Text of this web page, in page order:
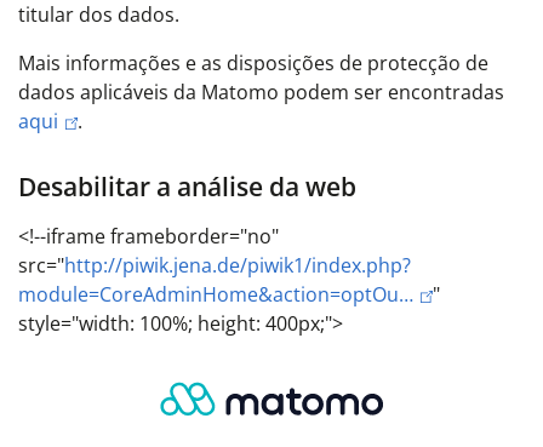
titular dos dados.
Mais informações e as disposições de protecção de
dados aplicáveis da Matomo podem ser encontradas
aqui
.
Desabilitar a análise da web
<!--iframe frameborder="no"
src="http://piwik.jena.de/piwik1/index.php?
module=CoreAdminHome&action=optOu…
"
style="width: 100%; height: 400px;">